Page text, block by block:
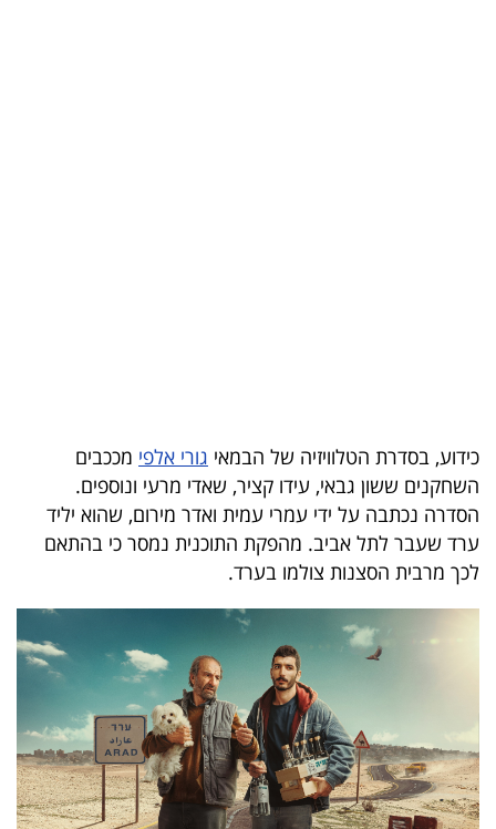
הכלכלי
פודקאסט
40
UNDER
שיתופי
פעולה
כידוע, בסדרת הטלוויזיה של הבמאי גורי אלפי מככבים
השחקנים ששון גבאי, עידו קציר, שאדי מרעי ונוספים.
הסדרה נכתבה על ידי עמרי עמית ואדר מירום, שהוא יליד
ערד שעבר לתל אביב. מהפקת התוכנית נמסר כי בהתאם
לכך מרבית הסצנות צולמו בערד.